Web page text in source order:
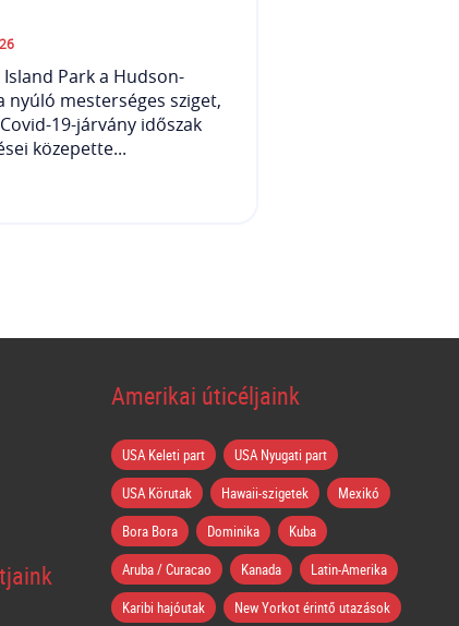
Park a Hudson-
nyúló mesterséges sziget,
19-járvány időszak
közepette...
Amerikai úticéljaink
USA Keleti part
USA Nyugati part
USA Körutak
Hawaii-szigetek
Mexikó
Bora Bora
Dominika
Kuba
Aruba / Curacao
Kanada
Latin-Amerika
Karibi hajóutak
New Yorkot érintő utazások